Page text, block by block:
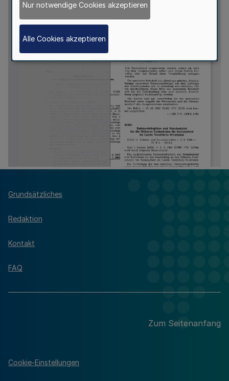
Grundsätzliches
Redaktion
Kontakt
FAQ
Zum Seitenanfang
Cookie-Einstellungen
Nur notwendige Cookies akzeptieren
Alle Cookies akzeptieren